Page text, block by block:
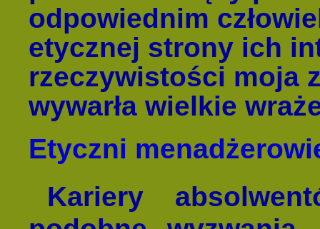
odpowiednim
etycznej strony ich
rzeczywistości moja
wywarła wielkie
Etyczni
Kariery